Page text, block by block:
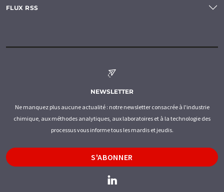
FLUX RSS
NEWSLETTER
Ne manquez plus aucune actualité : notre newsletter consacrée à l'industrie
chimique, aux méthodes analytiques, aux laboratoires et à la technologie des
processus vous informe tous les mardis et jeudis.
S'ABONNER